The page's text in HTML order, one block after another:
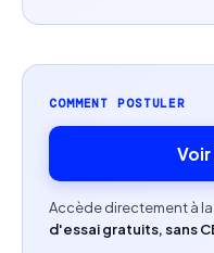
Maîtrise des outils
Connaissances en
public relations et
Expérience en
idéalement en e-
COMMENT POSTULER
Accède directement à
d'essai gratuits, sans